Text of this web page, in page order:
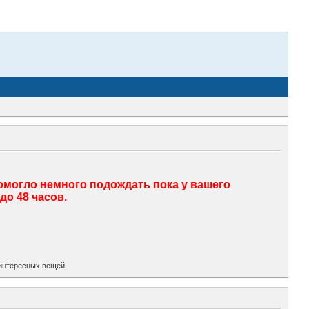
немного подождать пока у вашего
48 часов.
вещей.